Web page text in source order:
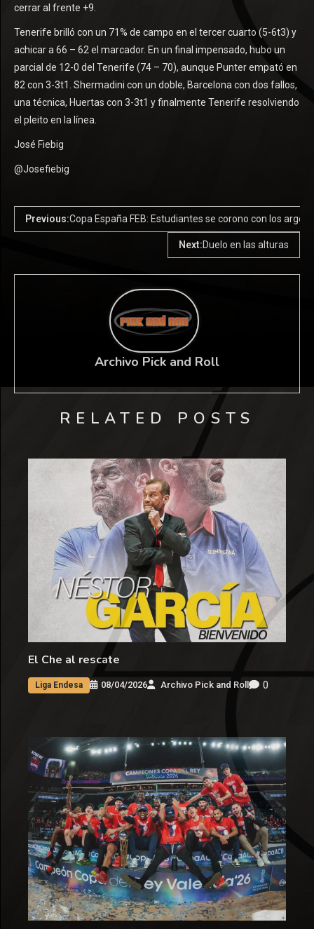
cerrar al frente +9.
Tenerife brilló con un 71% de campo en el tercer cuarto (5-6t3) y
achicar a 66 – 62 el marcador. En un final impensado, hubo un
parcial de 12-0 del Tenerife (74 – 70), aunque Punter empató en
82 con 3-3t1. Shermadini con un doble, Barcelona con dos fallos,
una técnica, Huertas con 3-3t1 y finalmente Tenerife resolviendo
el pleito en la línea.
José Fiebig
@Josefiebig
Previous:Copa España FEB: Estudiantes se corono con los
Next:Duelo en las alturas
Archivo Pick and Roll
RELATED POSTS
El Che al rescate
Liga Endesa 08/04/2026 Archivo Pick and Roll 0